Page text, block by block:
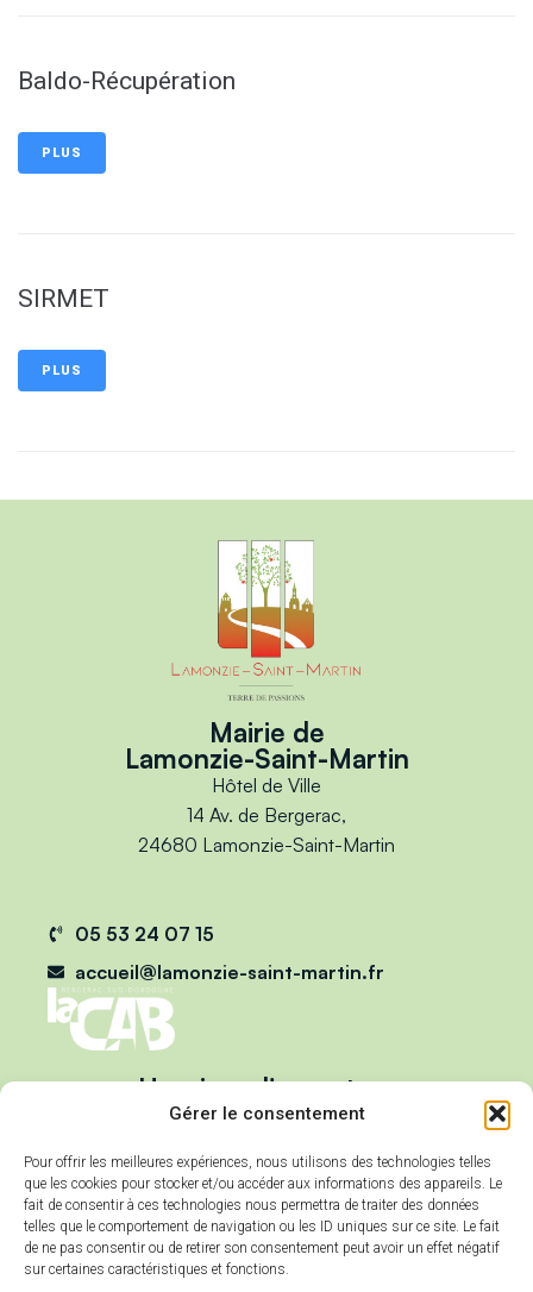
Gérer le consentement
Pour offrir les meilleures expériences, nous utilisons des technologies telles
que les cookies pour stocker et/ou accéder aux informations des appareils. Le
fait de consentir à ces technologies nous permettra de traiter des données
telles que le comportement de navigation ou les ID uniques sur ce site. Le fait
de ne pas consentir ou de retirer son consentement peut avoir un effet négatif
sur certaines caractéristiques et fonctions.
Baldo-Récupération
PLUS
SIRMET
PLUS
Mairie de
Lamonzie-Saint-Martin
Hôtel de Ville
14 Av. de Bergerac,
24680 Lamonzie-Saint-Martin
05 53 24 07 15
accueil@lamonzie-saint-martin.fr
Horaires d'ouverture
Du lundi au vendredi :
et de 13h00 à 17h00
Mercredi :
de 9h00 à 12h00